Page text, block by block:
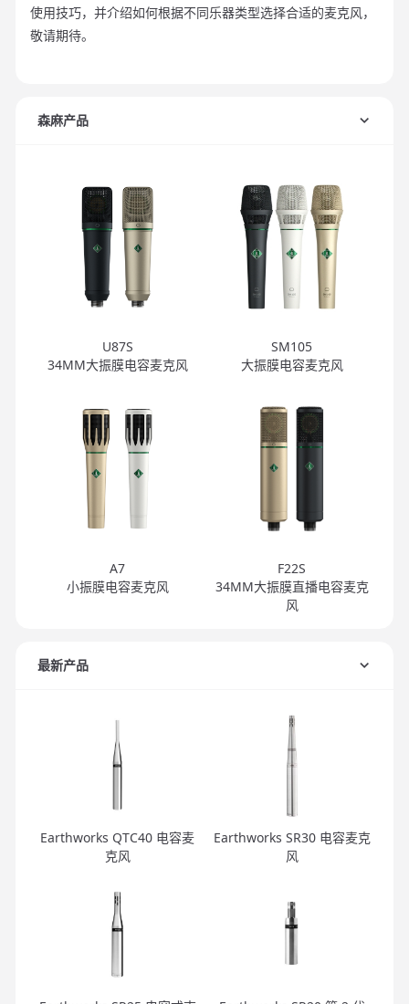
使用技巧，并介绍如何根据不同乐器类型选择合适的麦克风，
敬请期待。
森麻产品
U87S
34MM大振膜电容麦克风
SM105
大振膜电容麦克风
A7
小振膜电容麦克风
F22S
34MM大振膜直播电容麦克
风
最新产品
Earthworks QTC40 电容麦
克风
Earthworks SR30 电容麦克
风